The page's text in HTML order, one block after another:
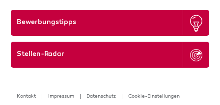
Bewerbungstipps
Stellen-Radar
Kontakt Impressum Datenschutz Cookie-Einstellungen